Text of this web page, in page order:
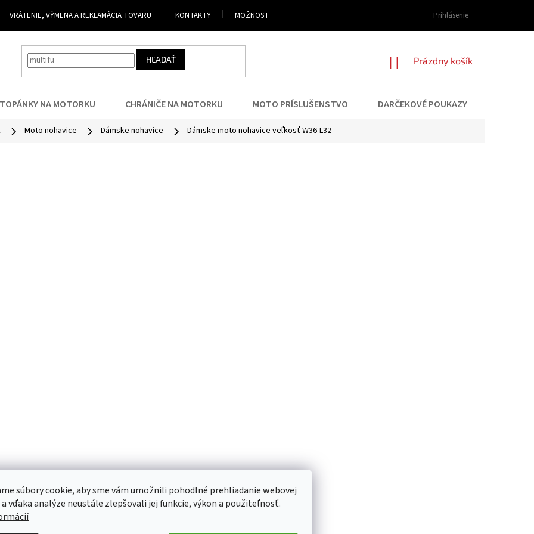
súbory cookie, aby sme vám umožnili pohodlné prehliadanie webovej
vďaka analýze neustále zlepšovali jej funkcie, výkon a použiteľnosť.
VRÁTENIE, VÝMENA A REKLAMÁCIA TOVARU KONTAKTY MOŽNOSTI DOPRAVY A PLATBY OBCHODNÉ PODMIENKY PODMIENKY
Prihlásenie
HĽADAŤ
NÁKUPNÝ
Prázdny košík
TOPÁNKY NA MOTORKU CHRÁNIČE NA MOTORKU MOTO PRÍSLUŠENSTVO DARČEKOVÉ POUKAZY
Moto nohavice Dámske nohavice Dámske moto nohavice veľkosť W36-L32